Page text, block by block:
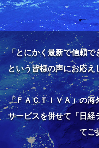
「とにかく最新で信頼で
という皆様の声にお応え
「ＦＡＣＴＩＶＡ」の海
サービスを併せて「日経
てご